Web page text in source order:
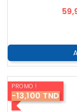
PROMO !
-13,100 TND